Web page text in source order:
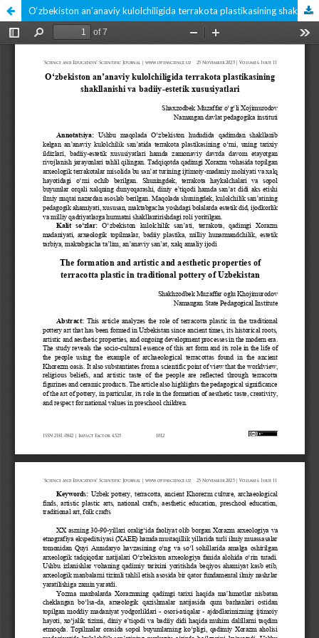
O‘zbekiston an’anaviy kulolchiligida terrakota plastikasining shakllanishi va badiiy-estetik xususiyatlari